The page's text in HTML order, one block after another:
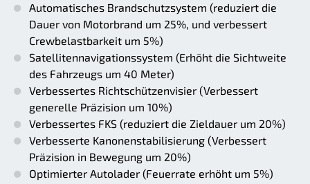
Automatisches Brandschutzsystem (reduziert die
Dauer von Motorbrand um 25%, und verbessert
Crewbelastbarkeit um 5%)
Satellitennavigationssystem (Erhöht die Sichtweite
des Fahrzeugs um 40 Meter)
Verbessertes Richtschützenvisier (Verbessert
generelle Präzision um 10%)
Verbessertes FKS (reduziert die Zieldauer um 20%)
Verbesserte Kanonenstabilisierung (Verbessert
Präzision in Bewegung um 20%)
Optimierter Autolader (Feuerrate erhöht um 5%)